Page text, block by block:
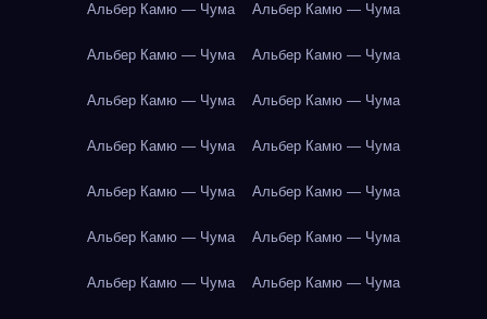
Альбер Камю — Чума Альбер Камю — Чума
Альбер Камю — Чума Альбер Камю — Чума
Альбер Камю — Чума Альбер Камю — Чума
Альбер Камю — Чума Альбер Камю — Чума
Альбер Камю — Чума Альбер Камю — Чума
Альбер Камю — Чума Альбер Камю — Чума
Альбер Камю — Чума Альбер Камю — Чума